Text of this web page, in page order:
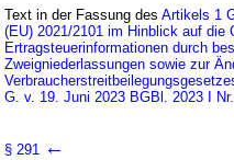
Text in der Fassung desArtikels 1
(EU) 2021/2101 im Hinblick auf die
Ertragsteuerinformationen durch
Zweigniederlassungen sowie zur
G. v. 19. Juni 2023 BGBl. 2023 I
§ 291 ←